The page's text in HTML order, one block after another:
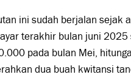
ini sudah berjalan sejak
terakhir bulan juni
pada bulan Mei,
dua buah kwitansi